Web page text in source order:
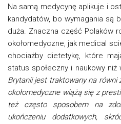
Na samą medycynę aplikuje i
kandydatów, bo wymagania są
duża. Znaczna część Polaków
okołomedyczne, jak medical
chociażby dietetykę, które
status społeczny i naukowy niż
Brytanii jest traktowany na równi
okołomedyczne wiążą się z
też często sposobem na
ukończeniu dodatkowych,